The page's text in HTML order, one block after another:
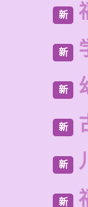
新
新
新
新
新
新